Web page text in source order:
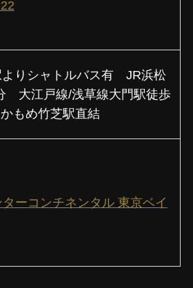
よりシャトルバス有 JR浜松
大江戸線/浅草線大門駅徒歩
もめ竹芝駅直結
ーコンチネンタル 東京ベイ